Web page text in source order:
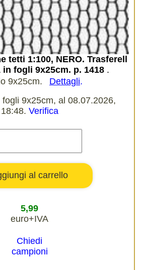
tetti 1:100, NERO. Trasferell
fogli 9x25cm. p. 1418 .
9x25cm.
Dettagli.
fogli 9x25cm, al 08.07.2026,
18:48. Verifica
5,99
euro+IVA
Chiedi
campioni